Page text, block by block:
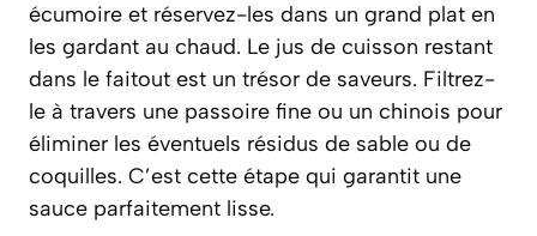
écumoire et réservez-les dans un grand plat en
les gardant au chaud. Le jus de cuisson restant
dans le faitout est un trésor de saveurs. Filtrez-
le à travers une passoire fine ou un chinois pour
éliminer les éventuels résidus de sable ou de
coquilles. C’est cette étape qui garantit une
sauce parfaitement lisse.